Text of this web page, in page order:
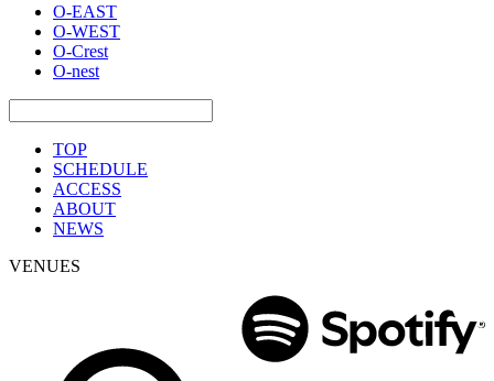
O-EAST
O-WEST
O-Crest
O-nest
TOP
SCHEDULE
ACCESS
ABOUT
NEWS
VENUES